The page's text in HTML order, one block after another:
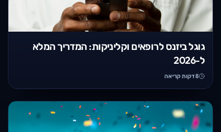
גוגל ביזנס לרופאים וקליניקות: המדריך המלא
ל-2026
8דקות קריאה